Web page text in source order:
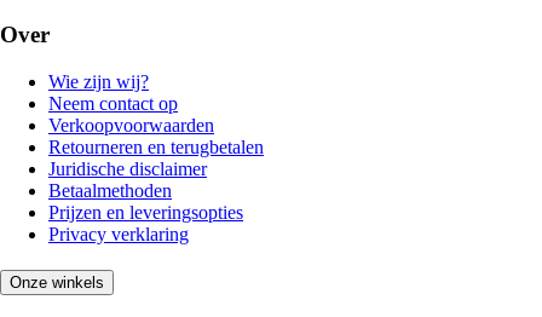
Over
Wie zijn wij?
Neem contact op
Verkoopvoorwaarden
Retourneren en terugbetalen
Juridische disclaimer
Betaalmethoden
Prijzen en leveringsopties
Privacy verklaring
Onze winkels